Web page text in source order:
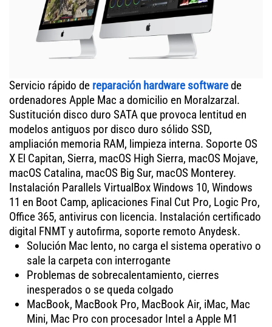
Servicio rápido de reparación hardware softwarede
ordenadores Apple Mac a domicilio en Moralzarzal.
Sustitución disco duro SATA que provoca lentitud en
modelos antiguos por disco duro sólido SSD,
ampliación memoria RAM, limpieza interna. Soporte OS
X El Capitan, Sierra, macOS High Sierra, macOS Mojave,
macOS Catalina, macOS Big Sur, macOS Monterey.
Instalación Parallels VirtualBox Windows 10, Windows
11 en Boot Camp, aplicaciones Final Cut Pro, Logic Pro,
Office 365, antivirus con licencia. Instalación certificado
digital FNMT y autofirma, soporte remoto Anydesk.
Solución Mac lento, no carga el sistema operativo o
sale la carpeta con interrogante
Problemas de sobrecalentamiento, cierres
inesperados o se queda colgado
MacBook, MacBook Pro, MacBook Air, iMac, Mac
Mini, Mac Pro con procesador Intel a Apple M1